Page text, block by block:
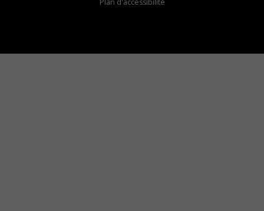
Plan d'accessibilite